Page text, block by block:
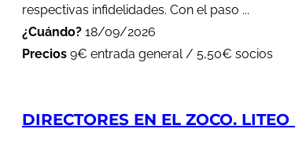
respectivas infidelidades. Con el paso ...
¿Cuándo? 18/09/2026
Precios 9€ entrada general / 5,50€ socios
DIRECTORES EN EL ZOCO.